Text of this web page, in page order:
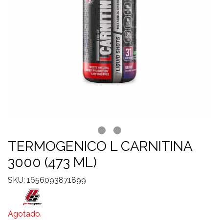
TERMOGENICO L CARNITINA
3000 (473 ML)
SKU: 1656093871899
Agotado.